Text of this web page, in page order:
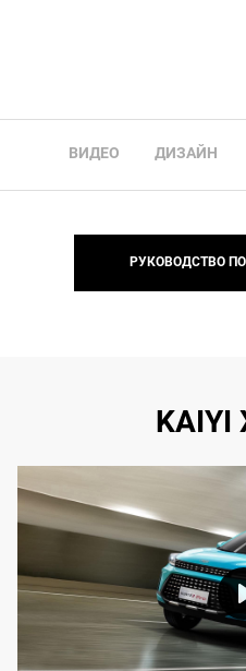
ВИДЕО ДИЗАЙН
РУКОВОДСТВО
KAIYI